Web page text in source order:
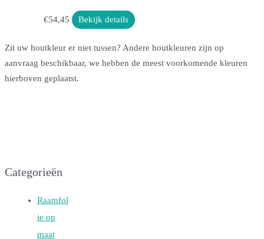
Categorieën
Raamfol
ie op
maat
€54,45 Bekijk details
Zit uw houtkleur er niet tussen? Andere houtkleuren zijn op
aanvraag beschikbaar, we hebben de meest voorkomende kleuren
hierboven geplaatst.